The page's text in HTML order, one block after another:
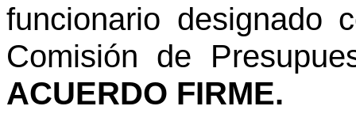
funcionario designado
Comisión de
ACUERDO FIRME.